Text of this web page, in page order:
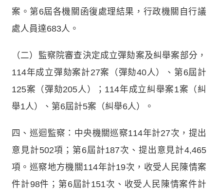
案。第6屆各機關函復處理結果，行政機關自行議
處人員達683人。
（二）監察院審查決定成立彈劾案及糾舉案部分，
114年成立彈劾案計27案（彈劾40人）、第6屆計
125案（彈劾205人）；114年成立糾舉案1案（糾
舉1人）、第6屆計5案（糾舉6人）。
四、巡迴監察：中央機關巡察114年計27次，提出
意見計502項；第6屆計187次、提出意見計4,465
項。巡察地方機關114年計19次，收受人民陳情案
件計98件；第6屆計151次、收受人民陳情案件計